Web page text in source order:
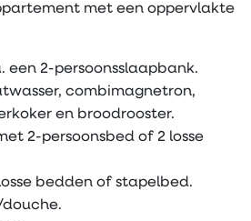
met een oppervlakte
een 2-persoonsslaapbank.
combimagnetron,
en broodrooster.
2-persoonsbed of 2 losse
bedden of stapelbed.